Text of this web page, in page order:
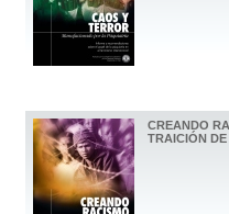
CREANDO
TRAICIÓN